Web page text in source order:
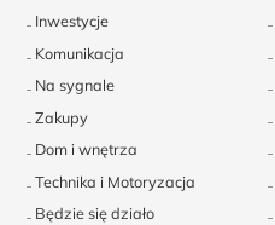
Inwestycje
Komunikacja
Na sygnale
Zakupy
Dom i wnętrza
Technika i Motoryzacja
Będzie się działo